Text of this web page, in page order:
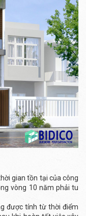
gian tồn tại của công
vòng 10 năm phải tu
được tính từ thời điểm